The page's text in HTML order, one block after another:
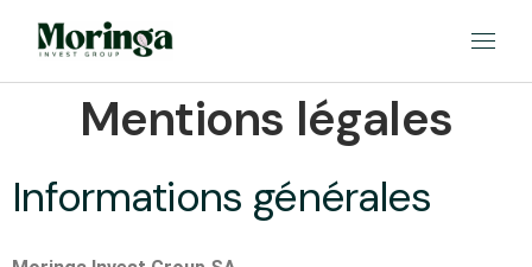
Mentions légales
Informations générales